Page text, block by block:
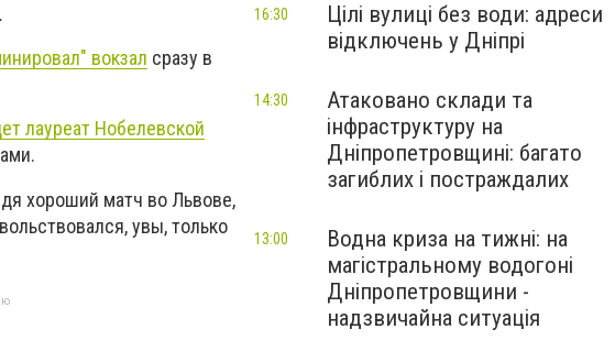
вокзал сразу в
лауреат Нобелевской
хороший матч во Львове,
увы, только
Цілі вулиці без води: адреси
відключень у Дніпрі
16:30
Атаковано склади та
інфраструктуру на
Дніпропетровщині: багато
загиблих і постраждалих
14:30
Водна криза на тижні: на
магістральному водогоні
Дніпропетровщини -
надзвичайна ситуація
13:00